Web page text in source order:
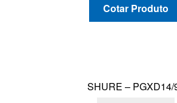
Cotar Produto
SHURE – PGXD14/